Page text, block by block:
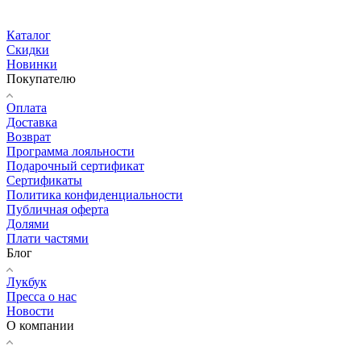
Каталог
Скидки
Новинки
Покупателю
Оплата
Доставка
Возврат
Программа лояльности
Подарочный сертификат
Сертификаты
Политика конфиденциальности
Публичная оферта
Долями
Плати частями
Блог
Лукбук
Пресса о нас
Новости
О компании